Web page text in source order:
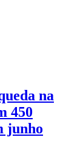
na
450
junho